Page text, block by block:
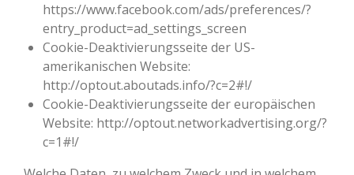
https://www.facebook.com/ads/preferences/?
entry_product=ad_settings_screen
Cookie-Deaktivierungsseite der US-
amerikanischen Website:
http://optout.aboutads.info/?c=2#!/
Cookie-Deaktivierungsseite der europäischen
Website: http://optout.networkadvertising.org/?
c=1#!/